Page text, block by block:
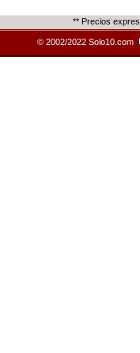
** Precios
© 2002/2022 Solo10.com